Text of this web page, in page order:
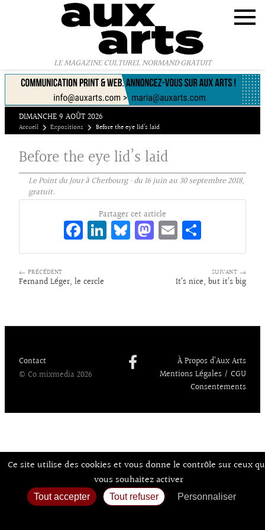
LE MAGAZINE CULTUREL NORMAND GRATUIT
DIMANCHE 9 AOÛT 2026
Accueil Expositions Before the eye lid’s laid
Before the eye lid’s laid
Le Point du Jour à Cherbourg · du 16 juin au 30 septembre 2018,
gratuit.
Partager cet article
Fa
ce
o
Li
n
Bl
ue
M
as
n
E
m
l
rt
ag
er
← PRÉCÉDENT
Fernand Léger, le cercle
SUIVANT →
It’s nice, but it’s big
Contact
© Co.mixmedia 2026
À Propos d’Aux Arts
Mentions Légales / CGU
Consentements
Panneau de gestion des cookies
Ce site utilise des cookies et vous donne le contrôle sur ceux
vous souhaitez activer
Tout accepter Tout refuser
Personnaliser